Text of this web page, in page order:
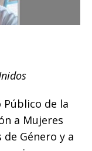
de la
a Mujeres
Género y a